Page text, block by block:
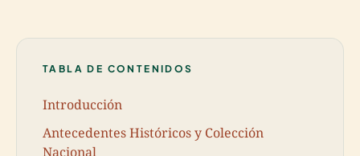
TABLA DE CONTENIDOS
Introducción
Antecedentes Históricos y Colección
Nacional